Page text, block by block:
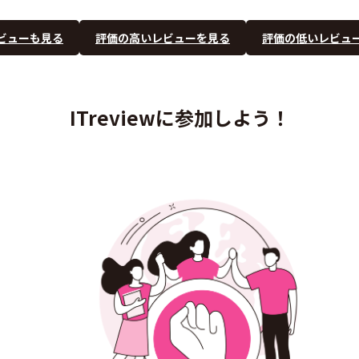
ューも見る 評価の高いレビューを見る 評価の低いレビュ
ITreviewに参加しよう！